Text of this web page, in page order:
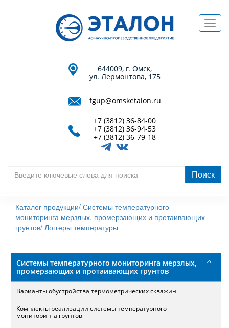
644009, г. Омск,
ул. Лермонтова, 175
fgup@omsketalon.ru
+7 (3812) 36-84-00
+7 (3812) 36-94-53
+7 (3812) 36-79-18
слова
для
поиска
Поиск
Каталог продукции/ Системы температурного
мониторинга мерзлых, промерзающих и протаивающих
грунтов/ Логгеры температуры
Системы температурного мониторинга мерзлых,
промерзающих и протаивающих грунтов
Варианты обустройства термометрических скважин
Комплекты реализации системы температурного
мониторинга грунтов